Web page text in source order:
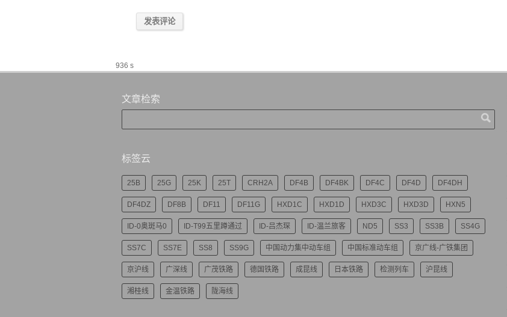
936 s
文章检索
标签云
25B 25G 25K 25T CRH2A DF4B DF4BK DF4C DF4D DF4DH
DF4DZ DF8B DF11 DF11G HXD1C HXD1D HXD3C HXD3D HXN5
ID-0奥斑马0 ID-T99五里蹲通过 ID-吕杰琛 ID-温兰旅客 ND5 SS3 SS3B SS4G
SS7C SS7E SS8 SS9G 中国动力集中动车组 中国标准动车组 京广线-广铁集团
京沪线 广深线 广茂铁路 德国铁路 成昆线 日本铁路 检测列车 沪昆线
湘桂线 金温铁路 陇海线